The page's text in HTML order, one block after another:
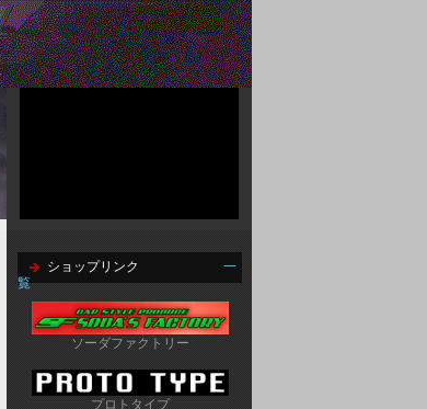
ショップリンク
一
覧
ソーダファクトリー
プロトタイプ